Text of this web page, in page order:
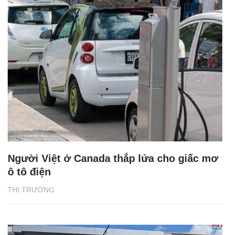
THỊ TRƯỜNG
Người Việt ở Canada thắp lửa cho giấc mơ
ô tô điện